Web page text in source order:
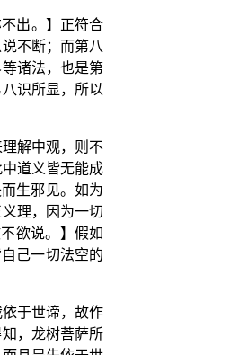
出。】正符合
不断；而第八
诸法，也是第
识所显，所以
解中观，则不
道义皆无能成
生邪见。如为
理，因为一切
欲说。】假如
己一切法空的
于世谛，故作
，龙树菩萨所